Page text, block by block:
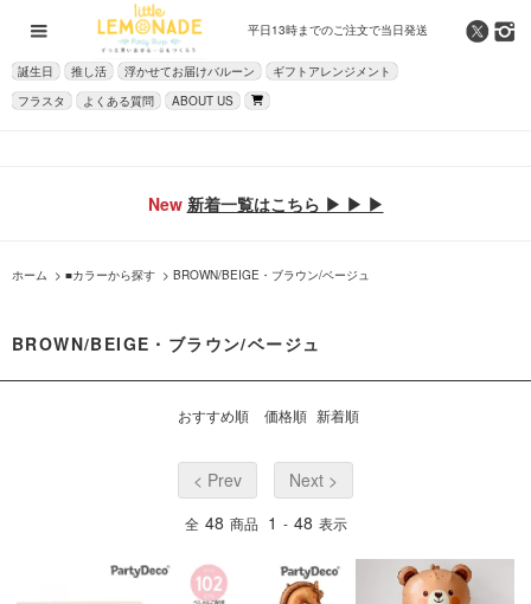
平日13時までのご注文で当日発送
誕生日 推し活 浮かせてお届けバルーン
ギフトアレンジメント
フラスタ
よくある質問 ABOUT US
New 新着一覧はこちら ▶ ▶ ▶
ホーム > ■カラーから探す > BROWN/BEIGE・ブラウン/ベージュ
BROWN/BEIGE・ブラウン/ベージュ
おすすめ順 価格順 新着順
< Prev Next >
全 48 商品 1 - 48 表示